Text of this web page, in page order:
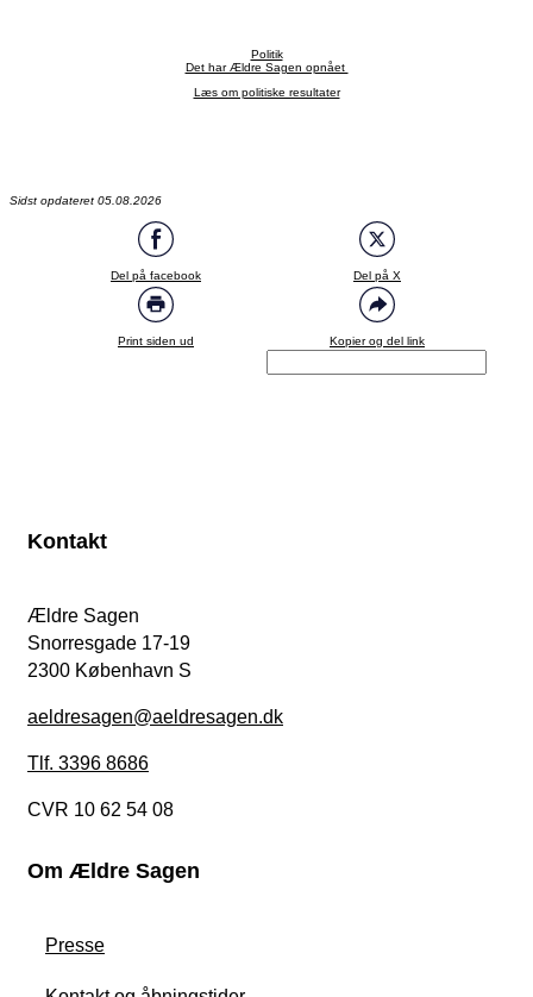
Politik
Det har Ældre Sagen opnået
Læs om politiske resultater
Sidst opdateret 05.08.2026
Del på facebook Del på X
Print siden ud Kopier og del link
Kontakt
Ældre Sagen
Snorresgade 17-19
2300 København S
aeldresagen@aeldresagen.dk
Tlf. 3396 8686
CVR 10 62 54 08
Om Ældre Sagen
Presse